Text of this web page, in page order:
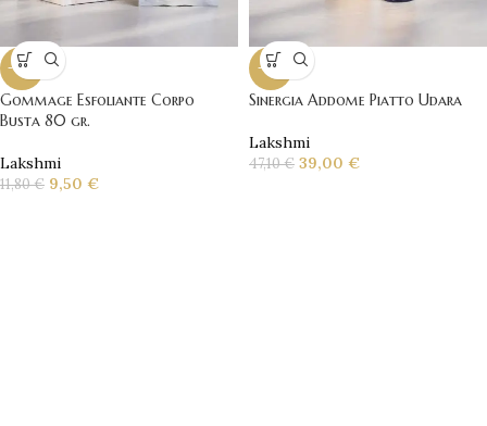
-19%
Gommage Esfoliante Corpo
Busta 80 gr.
Lakshmi
11,80€ 9,50 €
-17%
Sinergia Addome Piatto Udara
Lakshmi
47,10€ 39,00 €